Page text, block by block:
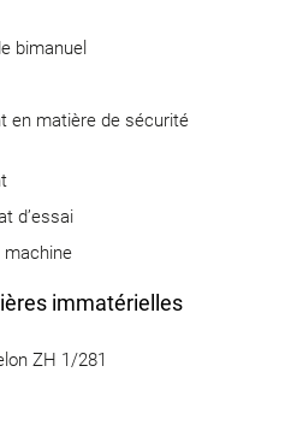
bimanuel
en matière de sécurité
d’essai
machine
immatérielles
ZH 1/281